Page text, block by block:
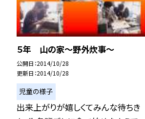
５年 山の家〜野外炊事〜
公開日 2014/10/28
更新日 2014/10/28
児童の様子
出来上がりが嬉しくてみんな待ちき